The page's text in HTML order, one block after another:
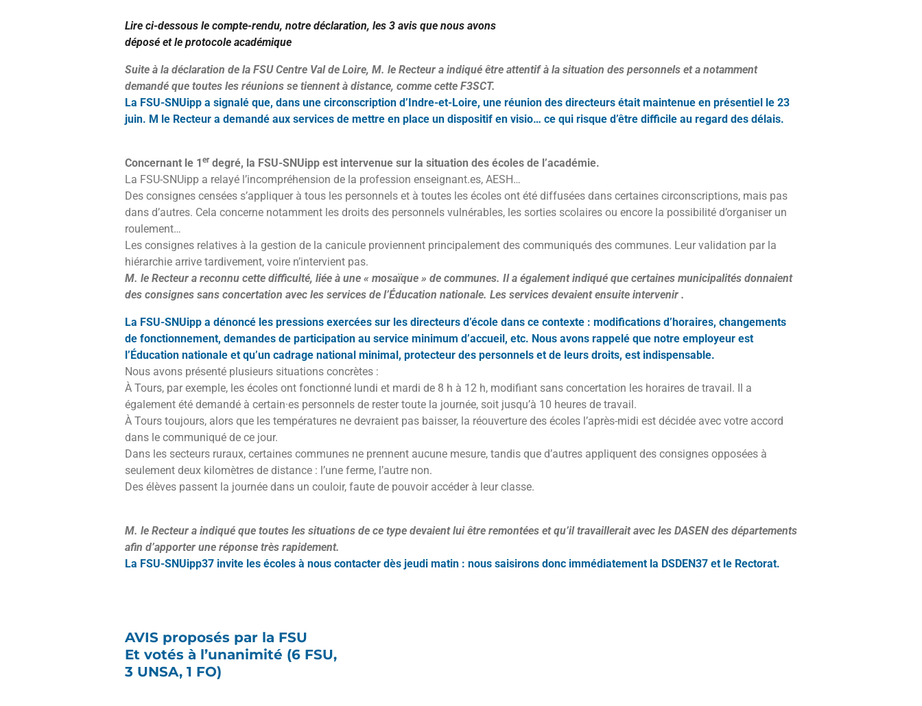
Lire ci-dessous le compte-rendu, notre déclaration, les 3 avis que nous avons
déposé et le protocole académique
Suite à la déclaration de la FSU Centre Val de Loire, M. le Recteur a indiqué être attentif à la situation des personnels et a notamment
demandé que toutes les réunions se tiennent à distance, comme cette F3SCT.
La FSU-SNUipp a signalé que, dans une circonscription d’Indre-et-Loire, une réunion des directeurs était maintenue en présentiel le 23
juin. M le Recteur a demandé aux services de mettre en place un dispositif en visio… ce qui risque d’être difficile au regard des délais.
Concernant le 1erdegré, la FSU-SNUipp est intervenue sur la situation des écoles de l’académie.
La FSU-SNUipp a relayé l’incompréhension de la profession enseignant.es, AESH…
Des consignes censées s’appliquer à tous les personnels et à toutes les écoles ont été diffusées dans certaines circonscriptions, mais pas
dans d’autres. Cela concerne notamment les droits des personnels vulnérables, les sorties scolaires ou encore la possibilité d’organiser un
roulement…
Les consignes relatives à la gestion de la canicule proviennent principalement des communiqués des communes. Leur validation par la
hiérarchie arrive tardivement, voire n’intervient pas.
M. le Recteur a reconnu cette difficulté, liée à une « mosaïque » de communes. Il a également indiqué que certaines municipalités donnaient
des consignes sans concertation avec les services de l’Éducation nationale. Les services devaient ensuite intervenir .
La FSU-SNUipp a dénoncé les pressions exercées sur les directeurs d’école dans ce contexte : modifications d’horaires, changements
de fonctionnement, demandes de participation au service minimum d’accueil, etc. Nous avons rappelé que notre employeur est
l’Éducation nationale et qu’un cadrage national minimal, protecteur des personnels et de leurs droits, est indispensable.
Nous avons présenté plusieurs situations concrètes :
À Tours, par exemple, les écoles ont fonctionné lundi et mardi de 8 h à 12 h, modifiant sans concertation les horaires de travail. Il a
également été demandé à certain·es personnels de rester toute la journée, soit jusqu’à 10 heures de travail.
À Tours toujours, alors que les températures ne devraient pas baisser, la réouverture des écoles l’après-midi est décidée avec votre accord
dans le communiqué de ce jour.
Dans les secteurs ruraux, certaines communes ne prennent aucune mesure, tandis que d’autres appliquent des consignes opposées à
seulement deux kilomètres de distance : l’une ferme, l’autre non.
Des élèves passent la journée dans un couloir, faute de pouvoir accéder à leur classe.
M. le Recteur a indiqué que toutes les situations de ce type devaient lui être remontées et qu’il travaillerait avec les DASEN des départements
afin d’apporter une réponse très rapidement.
La FSU-SNUipp37 invite les écoles à nous contacter dès jeudi matin : nous saisirons donc immédiatement la DSDEN37 et le Rectorat.
AVIS proposés par la FSU
Et votés à l’unanimité (6 FSU,
3 UNSA, 1 FO)